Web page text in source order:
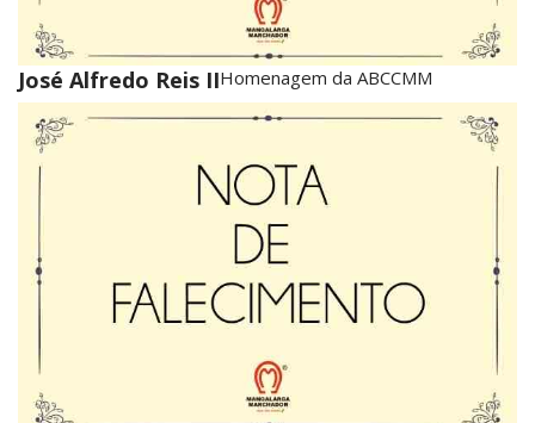
José Alfredo Reis IIHomenagem da ABCCMM